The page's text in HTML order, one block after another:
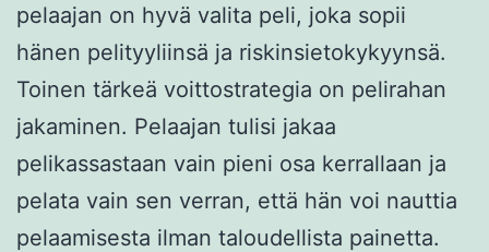
pelaajan on hyvä valita peli, joka sopii
hänen pelityyliinsä ja riskinsietokykyynsä.
Toinen tärkeä voittostrategia on pelirahan
jakaminen. Pelaajan tulisi jakaa
pelikassastaan vain pieni osa kerrallaan ja
pelata vain sen verran, että hän voi nauttia
pelaamisesta ilman taloudellista painetta.